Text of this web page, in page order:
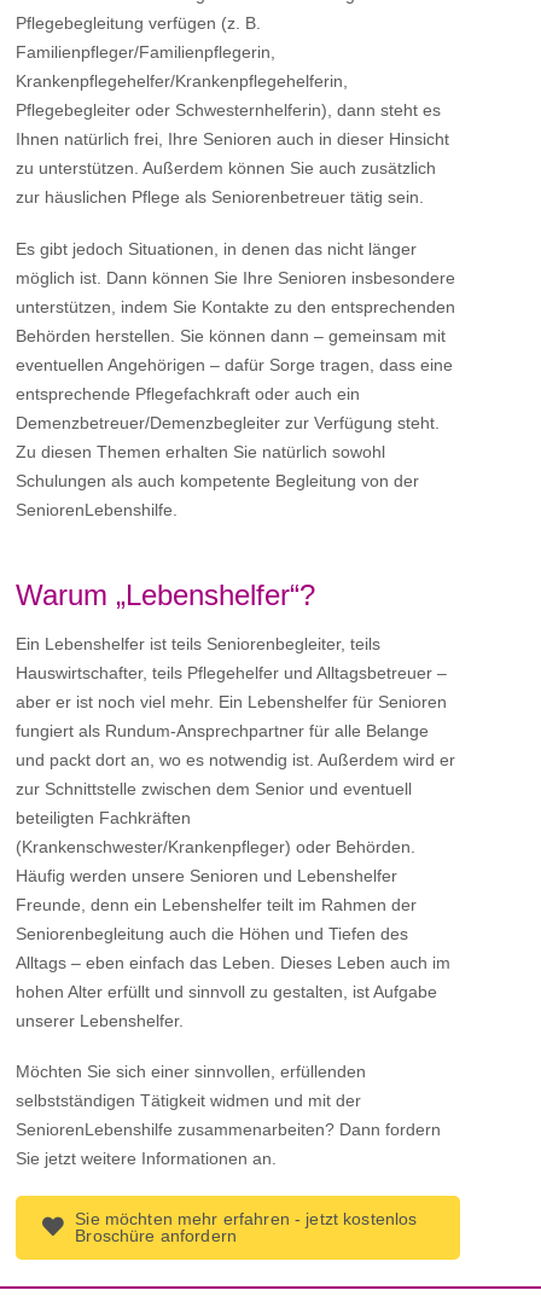
Pflegebegleitung verfügen (z. B.
Familienpfleger/Familienpflegerin,
Krankenpflegehelfer/Krankenpflegehelferin,
Pflegebegleiter oder Schwesternhelferin), dann steht es
Ihnen natürlich frei, Ihre Senioren auch in dieser Hinsicht
zu unterstützen. Außerdem können Sie auch zusätzlich
zur häuslichen Pflege als Seniorenbetreuer tätig sein.
Es gibt jedoch Situationen, in denen das nicht länger
möglich ist. Dann können Sie Ihre Senioren insbesondere
unterstützen, indem Sie Kontakte zu den entsprechenden
Behörden herstellen. Sie können dann – gemeinsam mit
eventuellen Angehörigen – dafür Sorge tragen, dass eine
entsprechende Pflegefachkraft oder auch ein
Demenzbetreuer/Demenzbegleiter zur Verfügung steht.
Zu diesen Themen erhalten Sie natürlich sowohl
Schulungen als auch kompetente Begleitung von der
SeniorenLebenshilfe.
Warum „Lebenshelfer“?
Ein Lebenshelfer ist teils Seniorenbegleiter, teils
Hauswirtschafter, teils Pflegehelfer und Alltagsbetreuer –
aber er ist noch viel mehr. Ein Lebenshelfer für Senioren
fungiert als Rundum-Ansprechpartner für alle Belange
und packt dort an, wo es notwendig ist. Außerdem wird er
zur Schnittstelle zwischen dem Senior und eventuell
beteiligten Fachkräften
(Krankenschwester/Krankenpfleger) oder Behörden.
Häufig werden unsere Senioren und Lebenshelfer
Freunde, denn ein Lebenshelfer teilt im Rahmen der
Seniorenbegleitung auch die Höhen und Tiefen des
Alltags – eben einfach das Leben. Dieses Leben auch im
hohen Alter erfüllt und sinnvoll zu gestalten, ist Aufgabe
unserer Lebenshelfer.
Möchten Sie sich einer sinnvollen, erfüllenden
selbstständigen Tätigkeit widmen und mit der
SeniorenLebenshilfe zusammenarbeiten? Dann fordern
Sie jetzt weitere Informationen an.
Sie möchten mehr erfahren - jetzt kostenlos
Broschüre anfordern